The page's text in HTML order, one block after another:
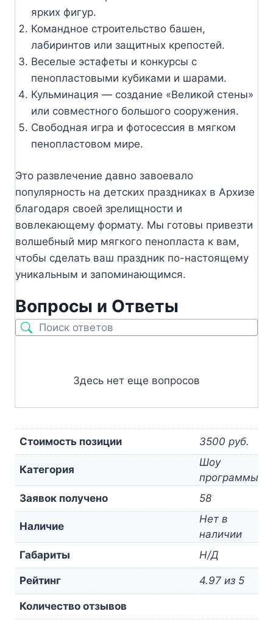
ярких фигур.
Командное строительство башен,
лабиринтов или защитных крепостей.
Веселые эстафеты и конкурсы с
пенопластовыми кубиками и шарами.
Кульминация — создание «Великой стены»
или совместного большого сооружения.
Свободная игра и фотосессия в мягком
пенопластовом мире.
Это развлечение давно завоевало
популярность на детских праздниках в Архизе
благодаря своей зрелищности и
вовлекающему формату. Мы готовы привезти
волшебный мир мягкого пенопласта к вам,
чтобы сделать ваш праздник по-настоящему
уникальным и запоминающимся.
Вопросы и Ответы
Здесь нет еще вопросов
Стоимость позиции 3500 руб.
Категория
Шоу
программы
Заявок получено
58
Наличие
Нет в
наличии
Габариты
Н/Д
Рейтинг 4.97 из 5
Количество отзывов